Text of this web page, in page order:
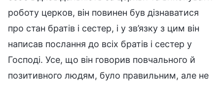
роботу церков, він повинен був дізнаватися
про стан братів і сестер, і у зв’язку з цим він
написав послання до всіх братів і сестер у
Господі. Усе, що він говорив повчального й
позитивного людям, було правильним, але не